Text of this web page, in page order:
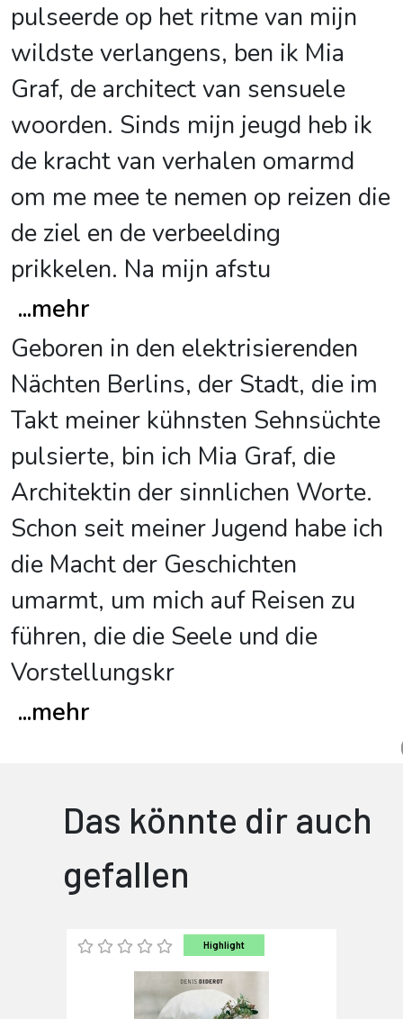
pulseerde op het ritme van mijn
wildste verlangens, ben ik Mia
Graf, de architect van sensuele
woorden. Sinds mijn jeugd heb ik
de kracht van verhalen omarmd
om me mee te nemen op reizen die
de ziel en de verbeelding
prikkelen. Na mijn afstu
...mehr
Geboren in den elektrisierenden
Nächten Berlins, der Stadt, die im
Takt meiner kühnsten Sehnsüchte
pulsierte, bin ich Mia Graf, die
Architektin der sinnlichen Worte.
Schon seit meiner Jugend habe ich
die Macht der Geschichten
umarmt, um mich auf Reisen zu
führen, die die Seele und die
Vorstellungskr
...mehr
Das könnte dir auch
gefallen
Highlight